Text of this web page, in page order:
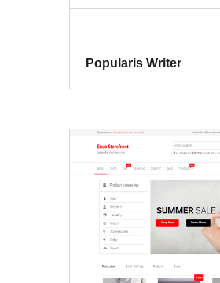
Popularis Writer